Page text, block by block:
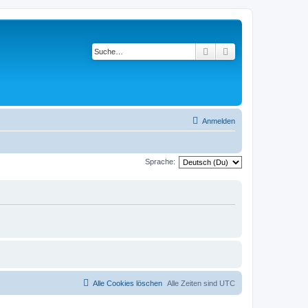
Suche
Anmelden
Sprache:
Alle Zeiten sind UTC
Alle Cookies löschen